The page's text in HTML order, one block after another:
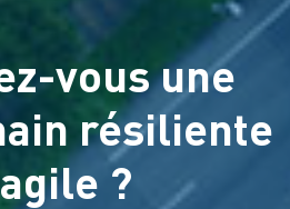
vous une
résiliente
?